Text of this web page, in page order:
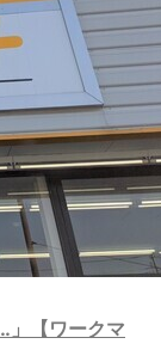
」【ワークマ